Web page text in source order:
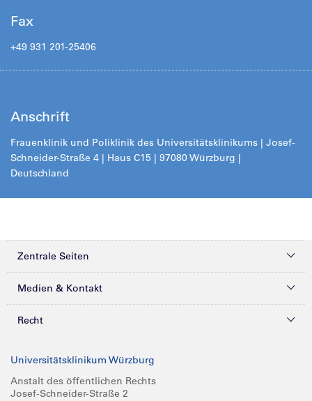
Fax
+49 931 201-25406
Anschrift
Frauenklinik und Poliklinik des Universitätsklinikums | Josef-
Schneider-Straße 4 | Haus C15 | 97080 Würzburg |
Deutschland
Zentrale Seiten
Kliniken & Zentren
Forschung
Karriere
Medien & Kontakt
Presse
Glossar
Recht
Compliance
Universitätsklinikum Würzburg
Anstalt des öffentlichen Rechts
Josef-Schneider-Straße 2